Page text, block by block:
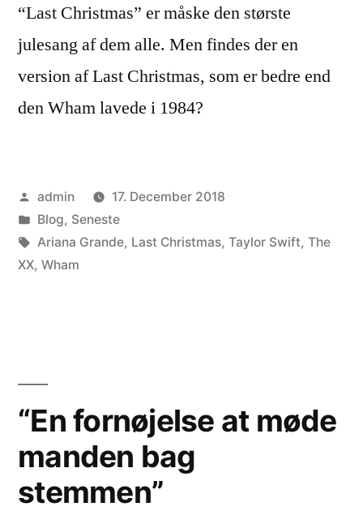
“Last Christmas” er måske den største
julesang af dem alle. Men findes der en
version af Last Christmas, som er bedre end
den Wham lavede i 1984?
Posted
by
admin
17. December 2018
Posted
in
Blog, Seneste
Tags:
Ariana Grande, Last Christmas, Taylor Swift, The
XX, Wham
“En fornøjelse at møde
manden bag
stemmen”